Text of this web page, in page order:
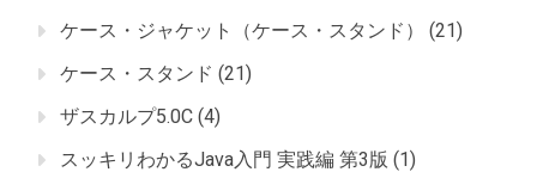
ケース・ジャケット（ケース・スタンド）
(21)
ケース・スタンド (21)
ザスカルプ5.0C (4)
スッキリわかるJava入門 実践編 第3版 (1)